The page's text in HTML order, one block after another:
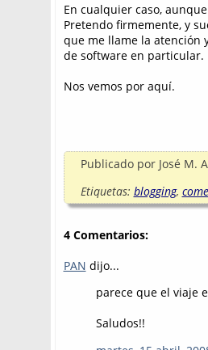
En cualquier caso,
Pretendo firmemente, y
que me llame la atención
de software en particular.
Nos vemos por aquí.
Publicado por José M.
Etiquetas: blogging,
4 Comentarios:
PAN dijo...
parece que el viaje
Saludos!!